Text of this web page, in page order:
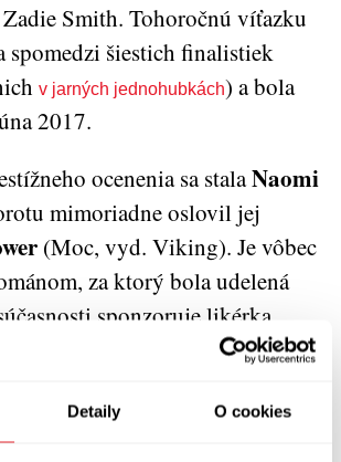
Detaily O cookies
Smith. Tohoročnú víťazku
spomedzi šiestich finalistiek
v jarných jednohubkách) a bola
2017.
ocenenia sa stalaNaomi
mimoriadne oslovil jej
(Moc, vyd. Viking). Je vôbec
za ktorý bola udelená
sponzoruje likérka
Aldermanovej
sci-fi. Kladie si otázky o
ako ju získa, čo s ním moc